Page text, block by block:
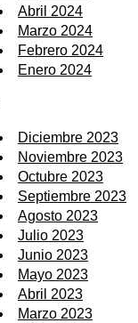
Abril 2024
Marzo 2024
Febrero 2024
Enero 2024
Diciembre 2023
Noviembre 2023
Octubre 2023
Septiembre 2023
Agosto 2023
Julio 2023
Junio 2023
Mayo 2023
Abril 2023
Marzo 2023